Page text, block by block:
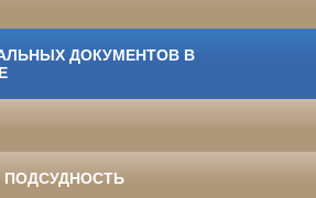
ДОКУМЕНТОВ В
ПОДСУДНОСТЬ